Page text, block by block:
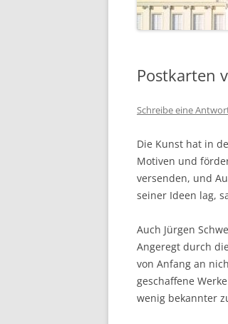
Postkarten
Schreibe eine
Die Kunst hat in
Motiven und
versenden, und
seiner Ideen lag,
Auch Jürgen
Angeregt durch
von Anfang an
geschaffene
wenig bekannter